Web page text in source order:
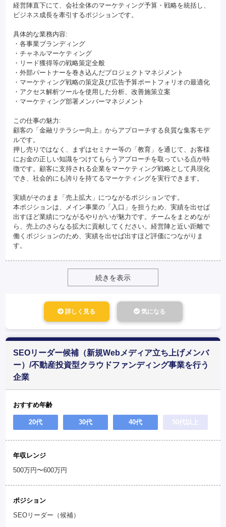
経営陣直下にて、会社全体のマーケティング予算・戦略を統括し、
ビジネス成長を牽引するポジションです。
具体的な業務内容:
・各事業ブランディング
・チャネルマーケティング
・リード獲得等の戦略策定全般
・外部パートナーを巻き込んだプロジェクトマネジメント
・マーケティング戦略の策定及び広告予算ポートフォリオの最適化
・アクセス解析ツールを使用した分析、改善施策立案
・マーケティング部署メンバーマネジメント
この仕事の魅力:
顧客の「金融リテラシー向上」からアプローチする良質な集客モデ
ルです。
押し売りではなく、まずはセミナー等の「教育」を通じて、お客様
にお金の正しい知識をつけてもらうアプローチを取っている点が特
徴です。顧客に支持される企業をマーケティング戦略として具現化
でき、社会的にも誇りを持てるマーケティングを実行できます。
実績がそのまま「売上拡大」につながるポジションです。
本ポジションは、メイン事業の「入口」を担うため、実績を出せば
出すほど業績につながるやりがいが魅力です。チームをまとめなが
ら、売上のさらなる拡大に貢献してください。経営陣と近い距離で
働くポジションのため、実績を出せば出すほど評価につながりま
す。
続きを表示
詳しく見る 気になる
SEOリーダー候補（新規Webメディア立ち上げメンバ
ー）/不動産投資型クラウドファンディング事業を行う
企業
おすすめ年齢
20代 30代 40代 50代以上
年収レンジ
500万円〜600万円
ポジション
SEOリーダー（候補）